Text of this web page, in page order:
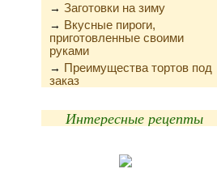
→ Заготовки на зиму
→ Вкусные пироги,
приготовленные своими
руками
→ Преимущества тортов под
заказ
Интересные рецепты